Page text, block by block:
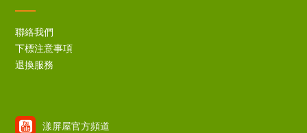
聯絡我們
下標注意事項
退換服務
漾屏屋官方頻道